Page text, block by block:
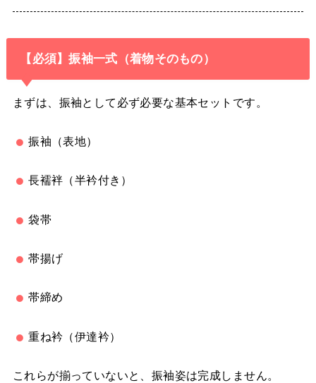
【必須】振袖一式（着物そのもの）
まずは、振袖として必ず必要な基本セットです。
振袖（表地）
長襦袢（半衿付き）
袋帯
帯揚げ
帯締め
重ね衿（伊達衿）
これらが揃っていないと、振袖姿は完成しません。